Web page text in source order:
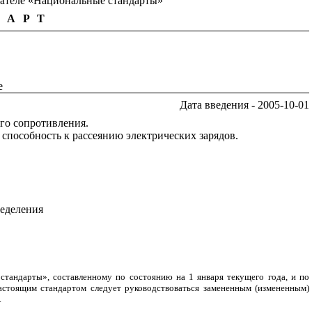
Дата введения - 2005-10-01
сопротивления.
к рассеянию электрических зарядов.
составленному по состоянию на 1 января текущего года, и по
стандартом следует руководствоваться замененным (измененным)